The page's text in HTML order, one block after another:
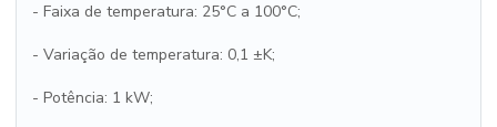
- Faixa de temperatura: 25°C a 100°C;
- Variação de temperatura: 0,1 ±K;
- Potência: 1 kW;